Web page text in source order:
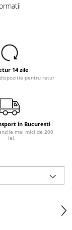
14 zile
pentru retur
in Bucuresti
mai mici de 200
lei.